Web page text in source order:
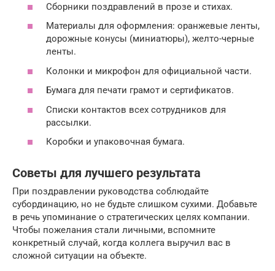
Сборники поздравлений в прозе и стихах.
Материалы для оформления: оранжевые ленты,
дорожные конусы (миниатюры), желто-черные
ленты.
Колонки и микрофон для официальной части.
Бумага для печати грамот и сертификатов.
Списки контактов всех сотрудников для
рассылки.
Коробки и упаковочная бумага.
Советы для лучшего результата
При поздравлении руководства соблюдайте
субординацию, но не будьте слишком сухими. Добавьте
в речь упоминание о стратегических целях компании.
Чтобы пожелания стали личными, вспомните
конкретный случай, когда коллега выручил вас в
сложной ситуации на объекте.